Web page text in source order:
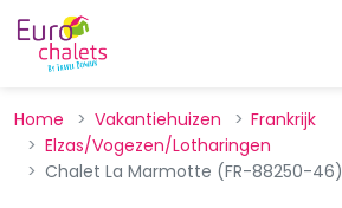
Home Vakantiehuizen
Frankrijk
Elzas/Vogezen/Lotharingen
Chalet La Marmotte (FR-88250-46)